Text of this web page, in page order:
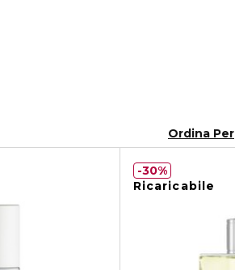
Ordina Per
Ricaricabile
30%